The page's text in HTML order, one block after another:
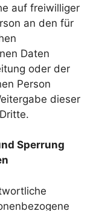
auf freiwilliger
an den für
Daten
oder der
Person
dieser
Sperrung